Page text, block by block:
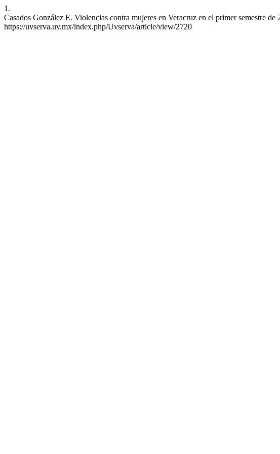
1.
Casados González E. Violencias contra mujeres en Veracruz en el primer semestre
https://uvserva.uv.mx/index.php/Uvserva/article/view/2720